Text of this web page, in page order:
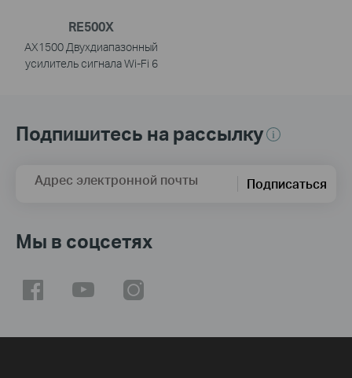
RE500X
AX1500 Двухдиапазонный
усилитель сигнала Wi-Fi 6
Подпишитесь на рассылку
Адрес электронной почты Подписаться
Мы в соцсетях